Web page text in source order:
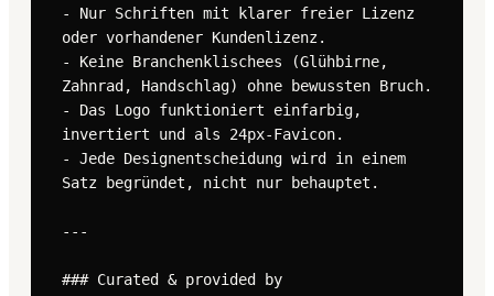
- Nur Schriften mit klarer freier Lizenz
oder vorhandener Kundenlizenz.
- Keine Branchenklischees (Glühbirne,
Zahnrad, Handschlag) ohne bewussten Bruch.
- Das Logo funktioniert einfarbig,
invertiert und als 24px-Favicon.
- Jede Designentscheidung wird in einem
Satz begründet, nicht nur behauptet.
---
### Curated & provided by